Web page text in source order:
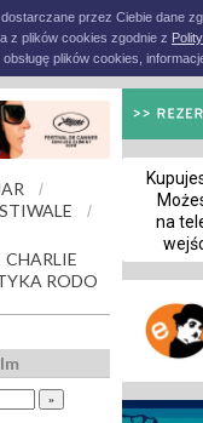
przez Ciebie dane
z plików cookies zgodnie z
plików cookies,
/
/
CHARLIE
RODO
na